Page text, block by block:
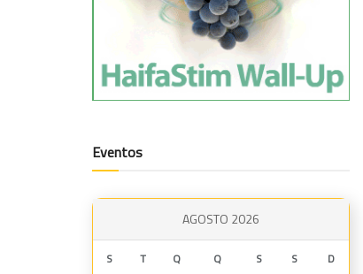
Eventos
AGOSTO 2026
S T Q Q S S D